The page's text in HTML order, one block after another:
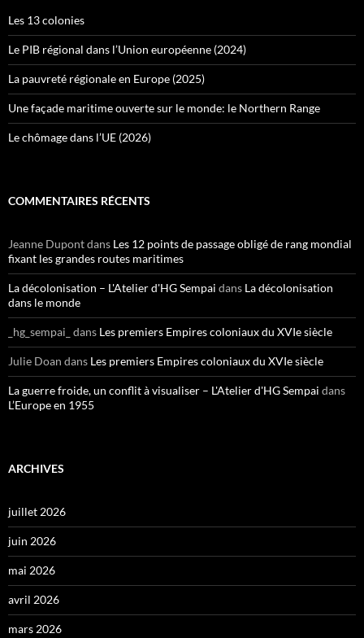
Les 13 colonies
Le PIB régional dans l’Union européenne (2024)
La pauvreté régionale en Europe (2025)
Une façade maritime ouverte sur le monde: le Northern Range
Le chômage dans l’UE (2026)
COMMENTAIRES RÉCENTS
Jeanne Dupontdans Les 12 points de passage obligé de rang mondial
fixant les grandes routes maritimes
La décolonisation – L'Atelier d'HG Sempai dans La décolonisation
dans le monde
_hg_sempai_ dans Les premiers Empires coloniaux du XVIe siècle
Julie Doan dans Les premiers Empires coloniaux du XVIe siècle
La guerre froide, un conflit à visualiser – L'Atelier d'HG Sempai dans
L’Europe en 1955
ARCHIVES
juillet 2026
juin 2026
mai 2026
avril 2026
mars 2026